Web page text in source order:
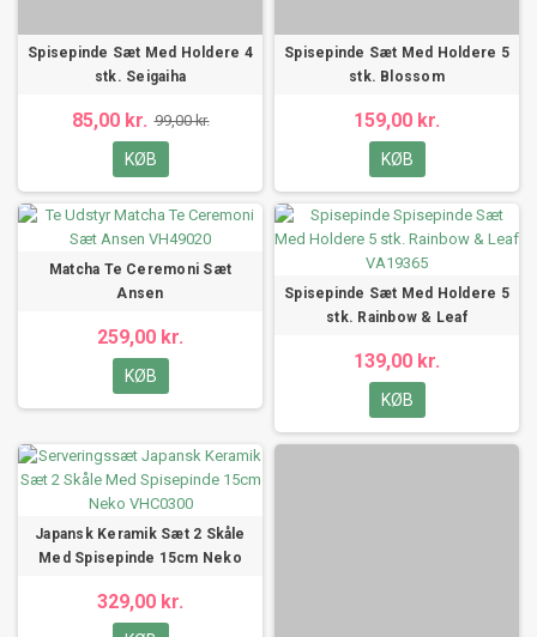
Spisepinde Sæt Med Holdere 4
stk. Seigaiha
85,00 kr. 99,00 kr.
KØB
Spisepinde Sæt Med Holdere 5
stk. Blossom
159,00 kr.
KØB
Matcha Te Ceremoni Sæt
Ansen
259,00 kr.
KØB
Spisepinde Sæt Med Holdere 5
stk. Rainbow & Leaf
139,00 kr.
KØB
Japansk Keramik Sæt 2 Skåle
Med Spisepinde 15cm Neko
329,00 kr.